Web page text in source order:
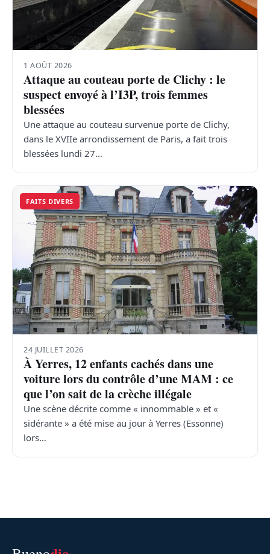
1 AOÛT 2026
Attaque au couteau porte de Clichy : le
suspect envoyé à l’I3P, trois femmes
blessées
Une attaque au couteau survenue porte de Clichy,
dans le XVIIe arrondissement de Paris, a fait trois
blessées lundi 27…
FAITS DIVERS
24 JUILLET 2026
À Yerres, 12 enfants cachés dans une
voiture lors du contrôle d’une MAM : ce
que l’on sait de la crèche illégale
Une scène décrite comme « innommable » et «
sidérante » a été mise au jour à Yerres (Essonne)
lors…